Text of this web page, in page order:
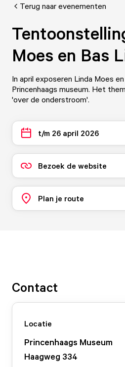
Terug naar evenementen
Moes en Bas
In april exposeren Linda Moes
Princenhaags museum. Het
'over de onderstroom'.
t/m 26 april 2026
Bezoek de website
Plan je route
Contact
Locatie
Princenhaags Museum
Haagweg 334